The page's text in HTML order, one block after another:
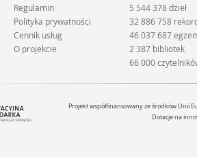
Regulamin
Polityka prywatności
Cennik usług
O projekcie
5 544 378 dzieł
32 886 758
46 037 687
2 387 bibliotek
66 000
Projekt współfinansowany ze środków Unii
Dotacje na